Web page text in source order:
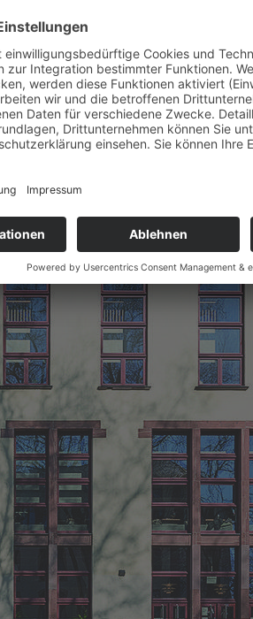
für
Anni-
Albers-
Schule
(ehem.
Gutenbergschule)